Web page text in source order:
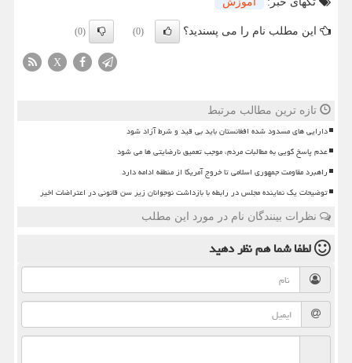
این مطلب نام را می پسندید؟ (0)
(0)
X
تازه ترین مطالب مرتبط
دارایی های مسدود شده افغانستان باید بی قید و شرط آزاد شود
عدم پاسخ گویی به مطالبات مردم، موجب تعمیق نارضایتی ها می شود
راهبرد مقاومت جمهوری اسلامی تا خروج آمریکا از منطقه ادامه دارد
توضیحات یک نماینده مجلس در رابطه با بازداشت نوجوانان زیر سن قانونی در اعتراضات اخیر
نظرات بینندگان نام در مورد این مطلب
لطفا شما همنظر دهید